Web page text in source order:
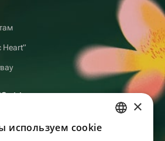
Беларуси
×
используем сookie